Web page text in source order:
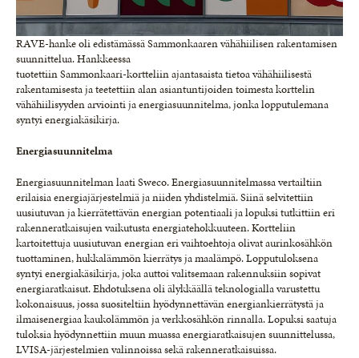
RAVE-hanke oli edistämässä Sammonkaaren vähähiilisen rakentamisen
suunnittelua. Hankkeessa
tuotettiin Sammonkaari-kortteliin ajantasaista tietoa vähähiilisestä
rakentamisesta ja teetettiin alan asiantuntijoiden toimesta korttelin
vähähiilisyyden arviointi ja energiasuunnitelma, jonka lopputulemana
syntyi energiakäsikirja.
Energiasuunnitelma
Energiasuunnitelman laati Sweco. Energiasuunnitelmassa vertailtiin
erilaisia energiajärjestelmiä ja niiden yhdistelmiä. Siinä selvitettiin
uusiutuvan ja kierrätettävän energian potentiaali ja lopuksi tutkittiin eri
rakenneratkaisujen vaikutusta energiatehokkuuteen. Kortteliin
kartoitettuja uusiutuvan energian eri vaihtoehtoja olivat aurinkosähkön
tuottaminen, hukkalämmön kierrätys ja maalämpö. Lopputuloksena
syntyi energiakäsikirja, joka auttoi valitsemaan rakennuksiin sopivat
energiaratkaisut. Ehdotuksena oli älykkäällä teknologialla varustettu
kokonaisuus, jossa suositeltiin hyödynnettävän energiankierrätystä ja
ilmaisenergiaa kaukolämmön ja verkkosähkön rinnalla. Lopuksi saatuja
tuloksia hyödynnettiin muun muassa energiaratkaisujen suunnittelussa,
LVISA-järjestelmien valinnoissa sekä rakenneratkaisuissa.